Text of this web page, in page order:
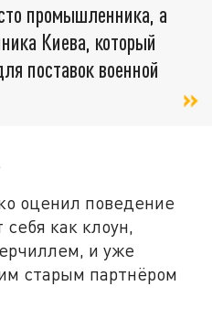
промышленника, а
Киева, который
поставок военной
оценил поведение
как клоун,
и уже
старым партнёром